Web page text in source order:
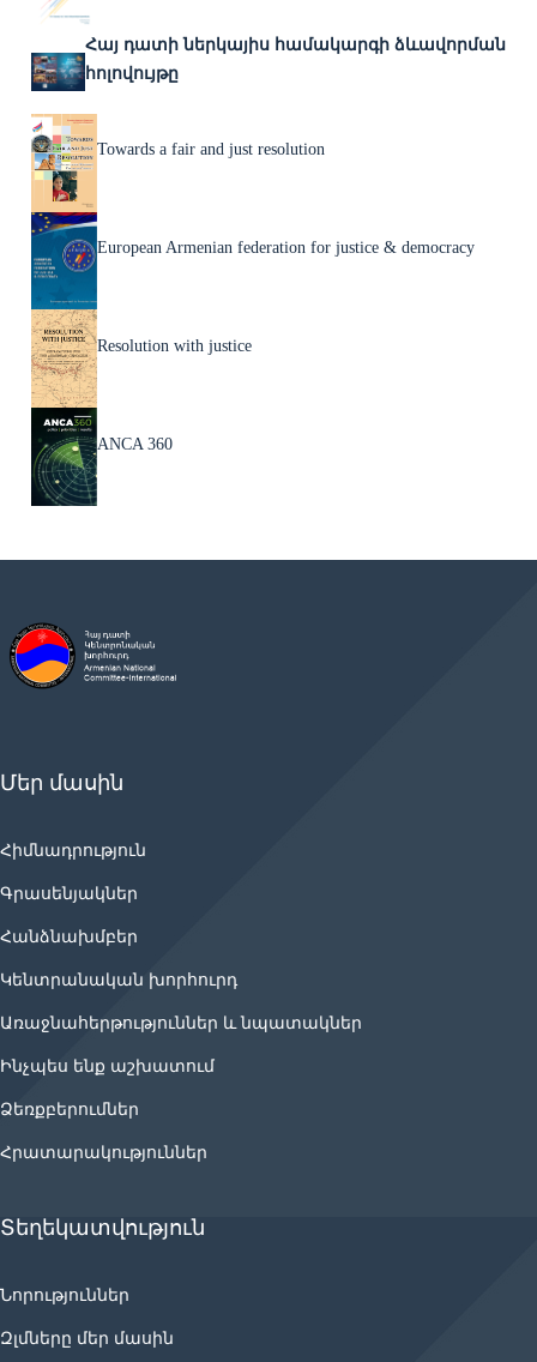
Հայ դատի ներկայիս համակարգի ձևավորման
հոլովույթը
Towards a fair and just resolution
European Armenian federation for justice & democracy
Resolution with justice
ANCA 360
Մեր մասին
Հիմնադրություն
Գրասենյակներ
Հանձնախմբեր
Կենտրանական խորհուրդ
Առաջնահերթություններ և նպատակներ
Ինչպես ենք աշխատում
Ձեռքբերումներ
Հրատարակություններ
Տեղեկատվություն
Նորություններ
Զլմները մեր մասին